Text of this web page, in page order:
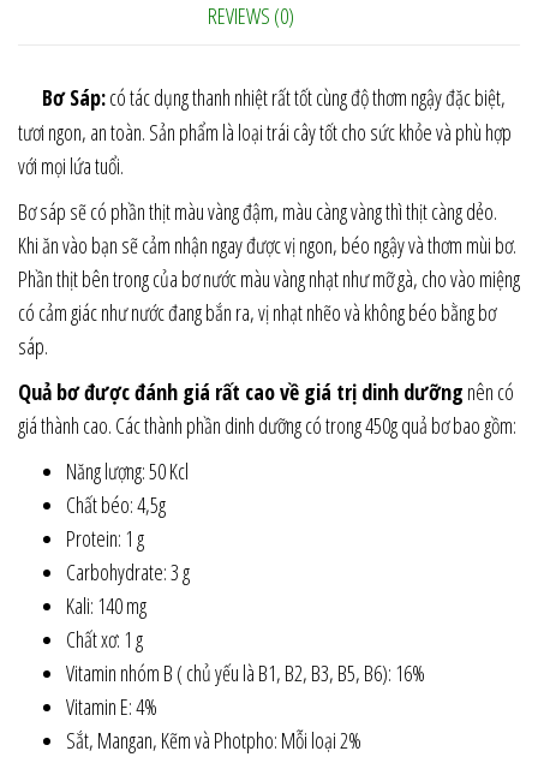
REVIEWS (0)
Bơ Sáp:có tác dụng thanh nhiệt rất tốt cùng độ thơm ngậy đặc biệt,
tươi ngon, an toàn. Sản phẩm là loại trái cây tốt cho sức khỏe và phù hợp
với mọi lứa tuổi.
Bơ sáp sẽ có phần thịt màu vàng đậm, màu càng vàng thì thịt càng dẻo.
Khi ăn vào bạn sẽ cảm nhận ngay được vị ngon, béo ngậy và thơm mùi bơ.
Phần thịt bên trong của bơ nước màu vàng nhạt như mỡ gà, cho vào miệng
có cảm giác như nước đang bắn ra, vị nhạt nhẽo và không béo bằng bơ
sáp.
Quả bơ được đánh giá rất cao về giá trị dinh dưỡng nên có
giá thành cao. Các thành phần dinh dưỡng có trong 450g quả bơ bao gồm:
Năng lượng: 50 Kcl
Chất béo: 4,5g
Protein: 1 g
Carbohydrate: 3 g
Kali: 140 mg
Chất xơ: 1 g
Vitamin nhóm B ( chủ yếu là B1, B2, B3, B5, B6): 16%
Vitamin E: 4%
Sắt, Mangan, Kẽm và Photpho: Mỗi loại 2%